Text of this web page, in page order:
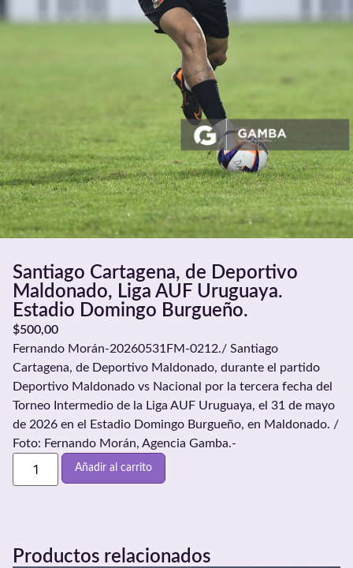
Santiago Cartagena, de Deportivo
Maldonado, Liga AUF Uruguaya.
Estadio Domingo Burgueño.
$500,00
Fernando Morán-20260531FM-0212./ Santiago
Cartagena, de Deportivo Maldonado, durante el partido
Deportivo Maldonado vs Nacional por la tercera fecha del
Torneo Intermedio de la Liga AUF Uruguaya, el 31 de mayo
de 2026 en el Estadio Domingo Burgueño, en Maldonado. /
Foto: Fernando Morán, Agencia Gamba.-
Añadir al carrito
Productos relacionados